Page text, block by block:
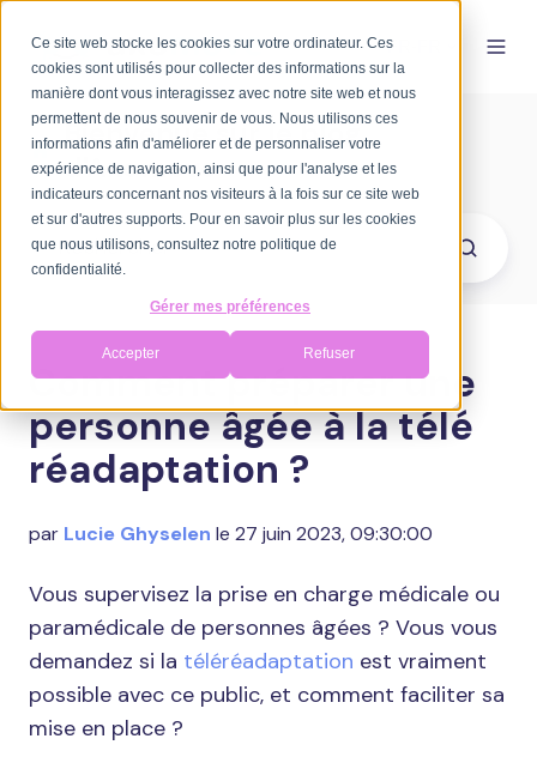
Ce site web stocke les cookies sur votre ordinateur. Ces
cookies sont utilisés pour collecter des informations sur la
manière dont vous interagissez avec notre site web et nous
permettent de nous souvenir de vous. Nous utilisons ces
informations afin d'améliorer et de personnaliser votre
expérience de navigation, ainsi que pour l'analyse et les
indicateurs concernant nos visiteurs à la fois sur ce site web
et sur d'autres supports. Pour en savoir plus sur les cookies
que nous utilisons, consultez notre politique de
confidentialité.
Gérer mes préférences
Accepter Refuser
FR-FR
Bienvenue sur le blog
d'Axomove
Comment préparer une
personne âgée à la télé
réadaptation ?
par Lucie Ghyselen le 27 juin 2023, 09:30:00
Vous supervisez la prise en charge médicale ou
paramédicale de personnes âgées ? Vous vous
demandez si la téléréadaptation est vraiment
possible avec ce public, et comment faciliter sa
mise en place ?